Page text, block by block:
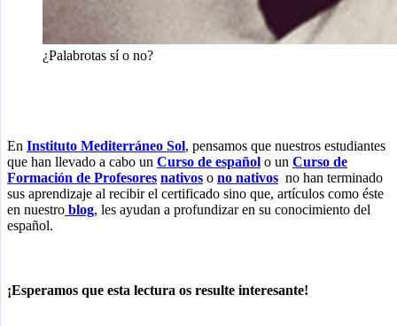
¿Palabrotas sí o no?
En Instituto Mediterráneo Sol, pensamos que nuestros estudiantes
que han llevado a cabo un Curso de español o un Curso de
Formación de Profesores nativos o no nativos no han terminado
sus aprendizaje al recibir el certificado sino que, artículos como éste
en nuestro blog, les ayudan a profundizar en su conocimiento del
español.
¡Esperamos que esta lectura os resulte interesante!